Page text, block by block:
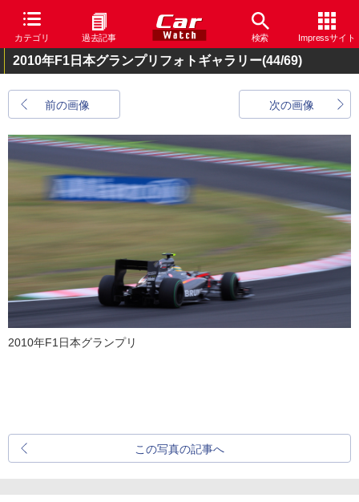
カテゴリ 過去記事 検索 Impressサイト
2010年F1日本グランプリフォトギャラリー(44/69)
前の画像 次の画像
2010年F1日本グランプリ
この写真の記事へ